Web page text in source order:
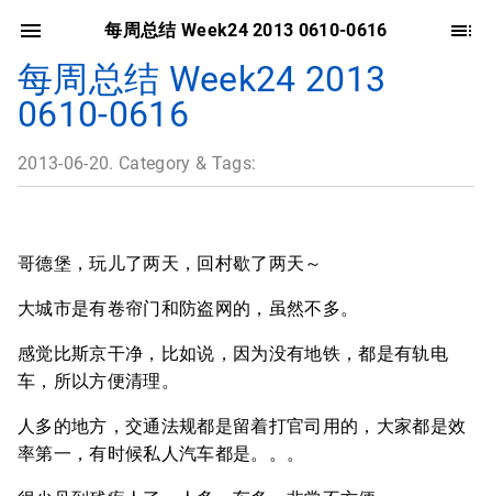
每周总结 Week24 2013 0610-0616
每周总结 Week24 2013
0610-0616
2013-06-20. Category & Tags:
哥德堡，玩儿了两天，回村歇了两天～
大城市是有卷帘门和防盗网的，虽然不多。
感觉比斯京干净，比如说，因为没有地铁，都是有轨电
车，所以方便清理。
人多的地方，交通法规都是留着打官司用的，大家都是效
率第一，有时候私人汽车都是。。。